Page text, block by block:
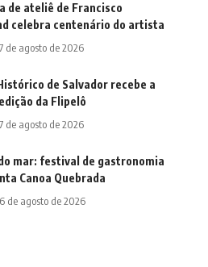
de ateliê de Francisco
celebra centenário do artista
de agosto de 2026
de Salvador recebe a
da Flipelô
de agosto de 2026
mar: festival de gastronomia
Canoa Quebrada
de agosto de 2026